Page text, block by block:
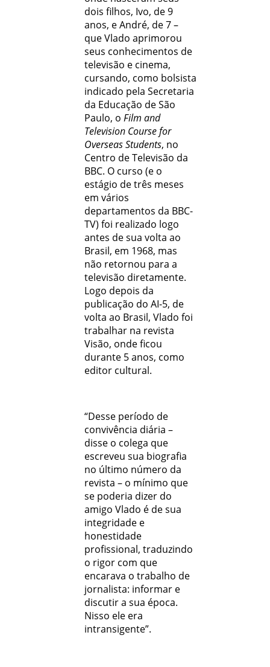
dois filhos, Ivo, de 9
anos, e André, de 7 –
que Vlado aprimorou
seus conhecimentos de
televisão e cinema,
cursando, como bolsista
indicado pela Secretaria
da Educação de São
Paulo, oFilm and
Television Course for
Overseas Students, no
Centro de Televisão da
BBC. O curso (e o
estágio de três meses
em vários
departamentos da BBC-
TV) foi realizado logo
antes de sua volta ao
Brasil, em 1968, mas
não retornou para a
televisão diretamente.
Logo depois da
publicação do AI-5, de
volta ao Brasil, Vlado foi
trabalhar na revista
Visão, onde ficou
durante 5 anos, como
editor cultural.
“Desse período de
convivência diária –
disse o colega que
escreveu sua biografia
no último número da
revista – o mínimo que
se poderia dizer do
amigo Vlado é de sua
integridade e
honestidade
profissional, traduzindo
o rigor com que
encarava o trabalho de
jornalista: informar e
discutir a sua época.
Nisso ele era
intransigente”.